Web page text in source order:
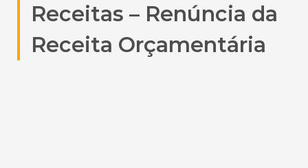
Receitas – Renúncia da
Receita Orçamentária